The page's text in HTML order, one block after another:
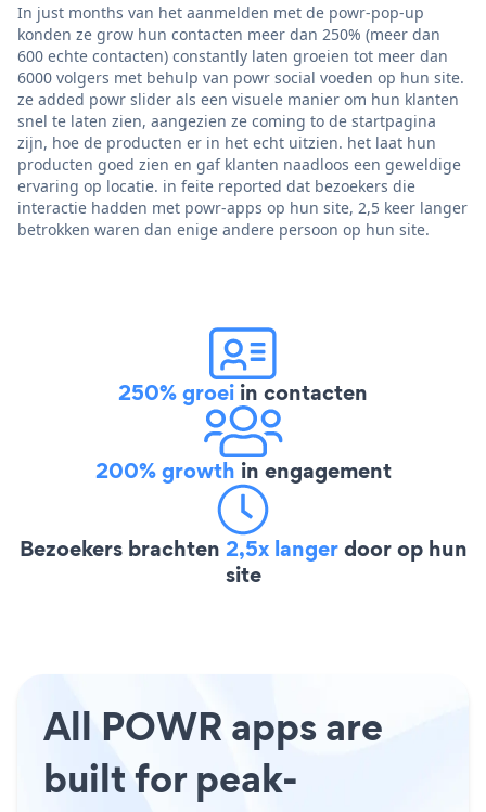
In just months van het aanmelden met de powr-pop-up
konden ze grow hun contacten meer dan 250% (meer dan
600 echte contacten) constantly laten groeien tot meer dan
6000 volgers met behulp van powr social voeden op hun site.
ze added powr slider als een visuele manier om hun klanten
snel te laten zien, aangezien ze coming to de startpagina
zijn, hoe de producten er in het echt uitzien. het laat hun
producten goed zien en gaf klanten naadloos een geweldige
ervaring op locatie. in feite reported dat bezoekers die
interactie hadden met powr-apps op hun site, 2,5 keer langer
betrokken waren dan enige andere persoon op hun site.
250% groei in contacten
200% growth in engagement
Bezoekers brachten 2,5x langerdoor op hun
site
All POWR apps are
built for peak-